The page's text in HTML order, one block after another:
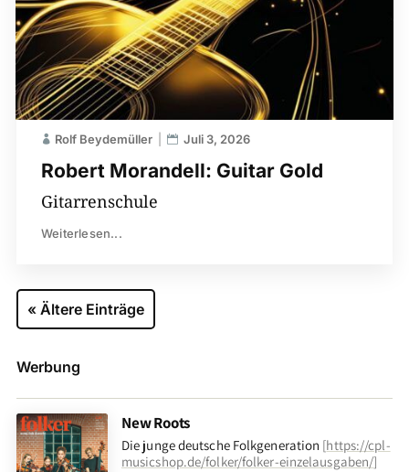
Robert Morandell: Guitar Gold
Rolf Beydemüller Juli 3, 2026
Gitarrenschule
Weiterlesen...
« Ältere Einträge
Werbung
New Roots
Die junge deutsche Folkgeneration [https://cpl-
musicshop.de/folker/folker-einzelausgaben/]